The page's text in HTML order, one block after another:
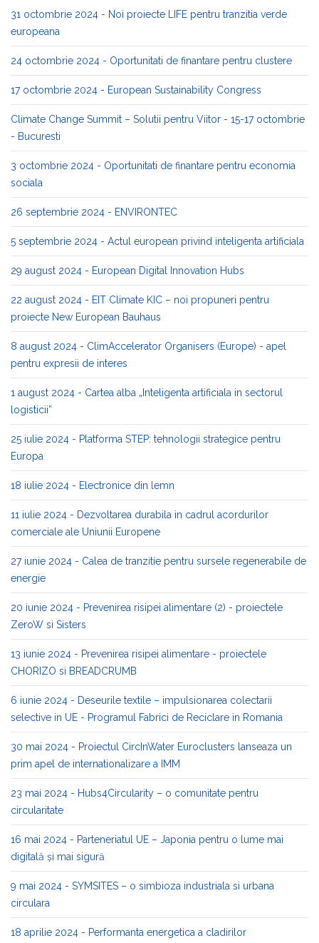
31 octombrie 2024 - Noi proiecte LIFE pentru tranzitia verde
europeana
24 octombrie 2024 - Oportunitati de finantare pentru clustere
17 octombrie 2024 - European Sustainability Congress
Climate Change Summit – Solutii pentru Viitor - 15-17 octombrie
- Bucuresti
3 octombrie 2024 - Oportunitati de finantare pentru economia
sociala
26 septembrie 2024 - ENVIRONTEC
5 septembrie 2024 - Actul european privind inteligenta artificiala
29 august 2024 - European Digital Innovation Hubs
22 august 2024 - EIT Climate KIC – noi propuneri pentru
proiecte New European Bauhaus
8 august 2024 - ClimAccelerator Organisers (Europe) - apel
pentru expresii de interes
1 august 2024 - Cartea alba „Inteligenta artificiala in sectorul
logisticii”
25 iulie 2024 - Platforma STEP: tehnologii strategice pentru
Europa
18 iulie 2024 - Electronice din lemn
11 iulie 2024 - Dezvoltarea durabila in cadrul acordurilor
comerciale ale Uniunii Europene
27 iunie 2024 - Calea de tranzitie pentru sursele regenerabile de
energie
20 iunie 2024 - Prevenirea risipei alimentare (2) - proiectele
ZeroW si Sisters
13 iunie 2024 - Prevenirea risipei alimentare - proiectele
CHORIZO si BREADCRUMB
6 iunie 2024 - Deseurile textile – impulsionarea colectarii
selective in UE - Programul Fabrici de Reciclare in Romania
30 mai 2024 - Proiectul CircInWater Euroclusters lanseaza un
prim apel de internationalizare a IMM
23 mai 2024 - Hubs4Circularity – o comunitate pentru
circularitate
16 mai 2024 - Parteneriatul UE – Japonia pentru o lume mai
digitală și mai sigură
9 mai 2024 - SYMSITES – o simbioza industriala si urbana
circulara
18 aprilie 2024 - Performanta energetica a cladirilor